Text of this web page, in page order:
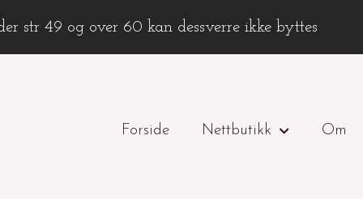
str 49 og over 60 kan dessverre ikke byttes
Forside Nettbutikk Om